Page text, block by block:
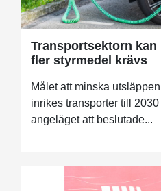
Transportsektorn kan
fler styrmedel krävs
Målet att minska
inrikes transporter till
angeläget att beslutade...